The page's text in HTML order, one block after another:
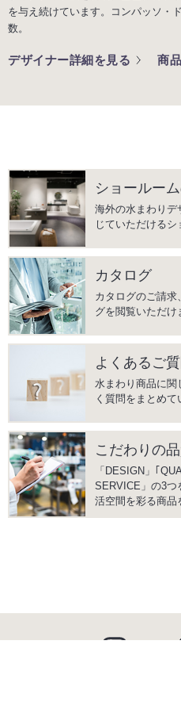
を与え続けています。コンパッソ・
数。
デザイナー詳細を見る 商
ショールー
海外の水まわりデ
じていただけるシ
カタログ
カタログのご請求
グを閲覧いただけ
よくあるご
水まわり商品に関
く質問をまとめて
こだわりの
「DESIGN」｢
SERVICE」の3つ
活空間を彩る商品